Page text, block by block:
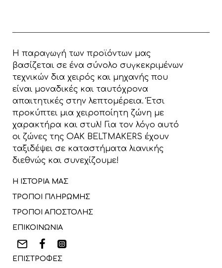
Η παραγωγή των προϊόντων μας
βασίζεται σε ένα σύνολο συγκεκριμένων
τεχνικών δια χειρός και μηχανής που
είναι μοναδικές και ταυτόχρονα
απαιτητικές στην λεπτομέρεια. Έτσι
προκύπτει μια χειροποίητη ζώνη με
χαρακτήρα και στυλ! Για τον λόγο αυτό
οι ζώνες της OAK BELTMAKERS έχουν
ταξιδέψει σε καταστήματα λιανικής
διεθνώς και συνεχίζουμε!
Η ΙΣΤΟΡΙΑ ΜΑΣ
ΤΡΟΠΟΙ ΠΛΗΡΩΜΗΣ
ΤΡΟΠΟΙ ΑΠΟΣΤΟΛΗΣ
ΕΠΙΚΟΙΝΩΝΙΑ
ΕΠΙΣΤΡΟΦΕΣ